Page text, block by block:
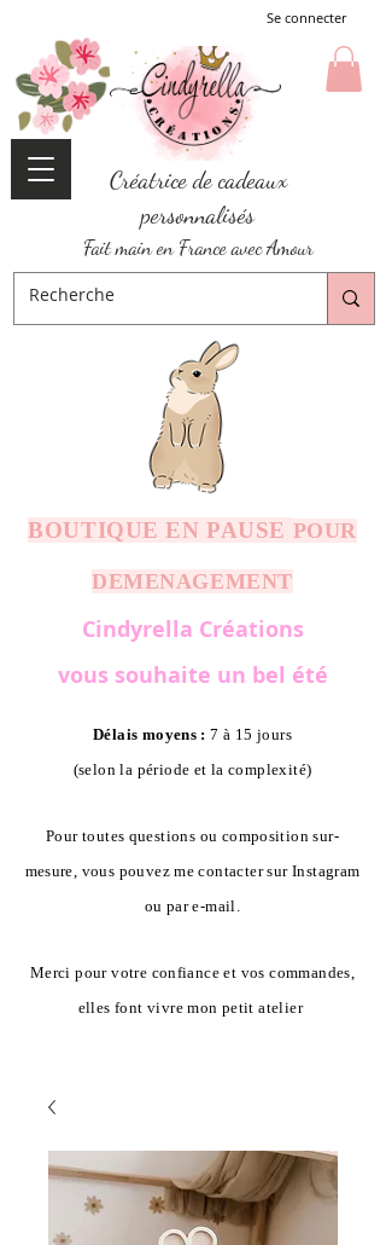
Se connecter
Créatrice de cadeaux
personnalisés
Fait main en France avec Amour
BOUTIQUE EN PAUSE POUR
DEMENAGEMENT
Cindyrella Créations
vous souhaite un bel été
Délais moyens : 7 à 15 jours
(selon la période et la complexité)
Pour toutes questions ou composition sur-
mesure, vous pouvez me contacter sur Instagram
ou par e-mail.
Merci pour votre confiance et vos commandes,
elles font vivre mon petit atelier